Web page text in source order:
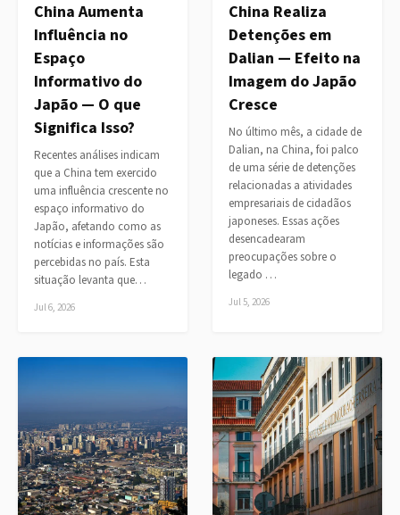
China Aumenta
Influência no
Espaço
Informativo do
Japão — O que
Significa Isso?
Recentes análises indicam
que a China tem exercido
uma influência crescente no
espaço informativo do
Japão, afetando como as
notícias e informações são
percebidas no país. Esta
situação levanta que…
Jul 6, 2026
China Realiza
Detenções em
Dalian — Efeito na
Imagem do Japão
Cresce
No último mês, a cidade de
Dalian, na China, foi palco
de uma série de detenções
relacionadas a atividades
empresariais de cidadãos
japoneses. Essas ações
desencadearam
preocupações sobre o
legado …
Jul 5, 2026